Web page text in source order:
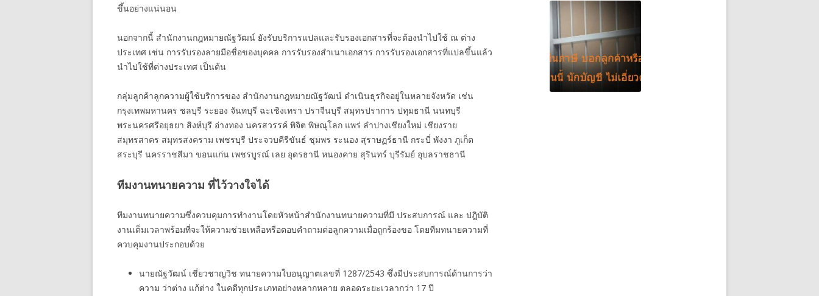
ขึ้นอย่างแน่นอน
นอกจากนี้ สำนักงานกฎหมายณัฐวัฒน์ ยังรับบริการแปลและรับรองเอกสารที่จะต้องนำไปใช้ ณ ต่าง
ประเทศ เช่น การรับรองลายมือชื่อของบุคคล การรับรองสำเนาเอกสาร การรับรองเอกสารที่แปลขึ้นแล้ว
นำไปใช้ที่ต่างประเทศ เป็นต้น
กลุ่มลูกค้าลูกความผู้ใช้บริการของ สำนักงานกฎหมายณัฐวัฒน์ ดำเนินธุรกิจอยู่ในหลายจังหวัด เช่น
กรุงเทพมหานคร ชลบุรี ระยอง จันทบุรี ฉะเชิงเทรา ปราจีนบุรี สมุทรปราการ ปทุมธานี นนทบุรี
พระนครศรีอยุธยา สิงห์บุรี อ่างทอง นครสวรรค์ พิจิต พิษณุโลก แพร่ ลำปางเชียงใหม่ เชียงราย
สมุทรสาคร สมุทรสงคราม เพชรบุรี ประจวบคีรีขันธ์ ชุมพร ระนอง สุราษฏร์ธานี กระบี่ พังงา ภูเก็ต
สระบุรี นครราชสีมา ขอนแก่น เพชรบูรณ์ เลย อุดรธานี หนองคาย สุรินทร์ บุรีรัมย์ อุบลราชธานี
ทีมงานทนายความ ที่ไว้วางใจได้
ทีมงานทนายความซึ่งควบคุมการทำงานโดยหัวหน้าสำนักงานทนายความที่มี ประสบการณ์ และ ปฎิบัติ
งานเต็มเวลาพร้อมที่จะให้ความช่วยเหลือหรือตอบคำถามต่อลูกความเมื่อถูกร้องขอ โดยทีมทนายความที่
ควบคุมงานประกอบด้วย
นายณัฐวัฒน์ เชี่ยวชาญวิช ทนายความใบอนุญาตเลขที่ 1287/2543 ซึ่งมีประสบการณ์ด้านการว่า
ความ ว่าต่าง แก้ต่าง ในคดีทุกประเภทอย่างหลากหลาย ตลอดระยะเวลากว่า 17 ปี